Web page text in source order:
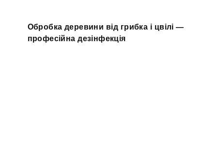
Обробка деревини від грибка і цвілі —
професійна дезінфекція